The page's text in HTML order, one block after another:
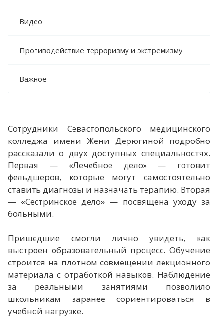
Видео
Противодействие терроризму и экстремизму
Важное
Сотрудники Севастопольского медицинского
колледжа имени Жени Дерюгиной подробно
рассказали о двух доступных специальностях.
Первая — «Лечебное дело» — готовит
фельдшеров, которые могут самостоятельно
ставить диагнозы и назначать терапию. Вторая
— «Сестринское дело» — посвящена уходу за
больными.
Пришедшие смогли лично увидеть, как
выстроен образовательный процесс. Обучение
строится на плотном совмещении лекционного
материала с отработкой навыков. Наблюдение
за реальными занятиями позволило
школьникам заранее сориентироваться в
учебной нагрузке.